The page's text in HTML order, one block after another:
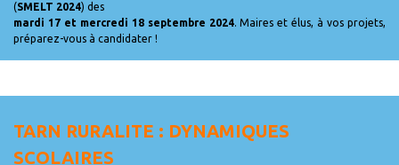
(SMELT 2024) des
mardi 17 et mercredi 18 septembre 2024. Maires et élus, à vos projets,
préparez-vous à candidater !
TARN RURALITE : DYNAMIQUES
SCOLAIRES